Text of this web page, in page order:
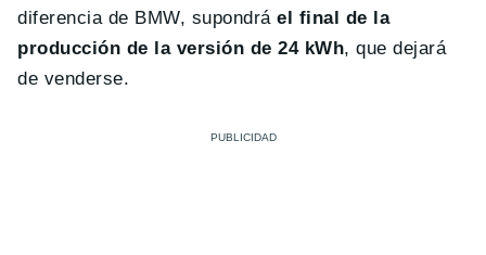
diferencia de BMW, supondráel final de la
producción de la versión de 24 kWh, que dejará
de venderse.